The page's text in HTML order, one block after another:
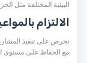
البيئية المختلفة مثل
الالتزام
نحرص على تنفيذ
مع الحفاظ على مستوى